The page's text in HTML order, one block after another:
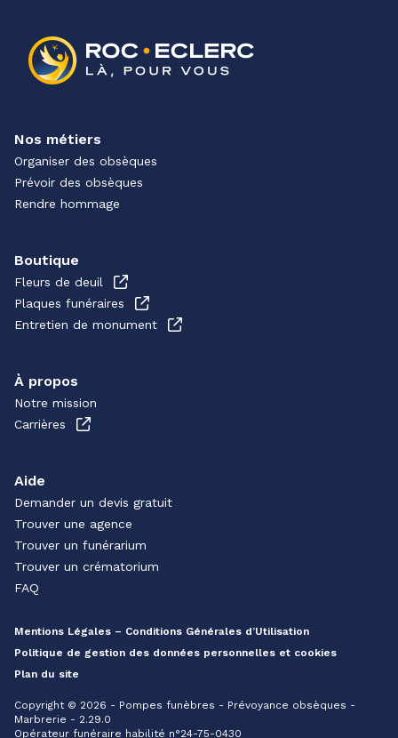
Nos métiers
Organiser des obsèques
Prévoir des obsèques
Rendre hommage
Boutique
Fleurs de deuil
Plaques funéraires
Entretien de monument
À propos
Notre mission
Carrières
Aide
Demander un devis gratuit
Trouver une agence
Trouver un funérarium
Trouver un crématorium
FAQ
Mentions Légales – Conditions Générales d’Utilisation
Politique de gestion des données personnelles et cookies
Plan du site
Copyright © 2026 - Pompes funèbres - Prévoyance obsèques -
Marbrerie - 2.29.0
Opérateur funéraire habilité n°24-75-0430